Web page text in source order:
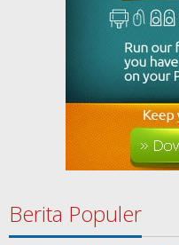
Berita Populer